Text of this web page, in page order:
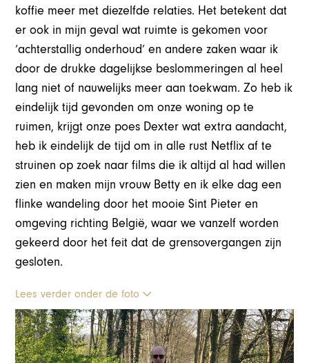
koffie meer met diezelfde relaties. Het betekent dat
er ook in mijn geval wat ruimte is gekomen voor
‘achterstallig onderhoud’ en andere zaken waar ik
door de drukke dagelijkse beslommeringen al heel
lang niet of nauwelijks meer aan toekwam. Zo heb ik
eindelijk tijd gevonden om onze woning op te
ruimen, krijgt onze poes Dexter wat extra aandacht,
heb ik eindelijk de tijd om in alle rust Netflix af te
struinen op zoek naar films die ik altijd al had willen
zien en maken mijn vrouw Betty en ik elke dag een
flinke wandeling door het mooie Sint Pieter en
omgeving richting België, waar we vanzelf worden
gekeerd door het feit dat de grensovergangen zijn
gesloten.
Lees verder onder de foto